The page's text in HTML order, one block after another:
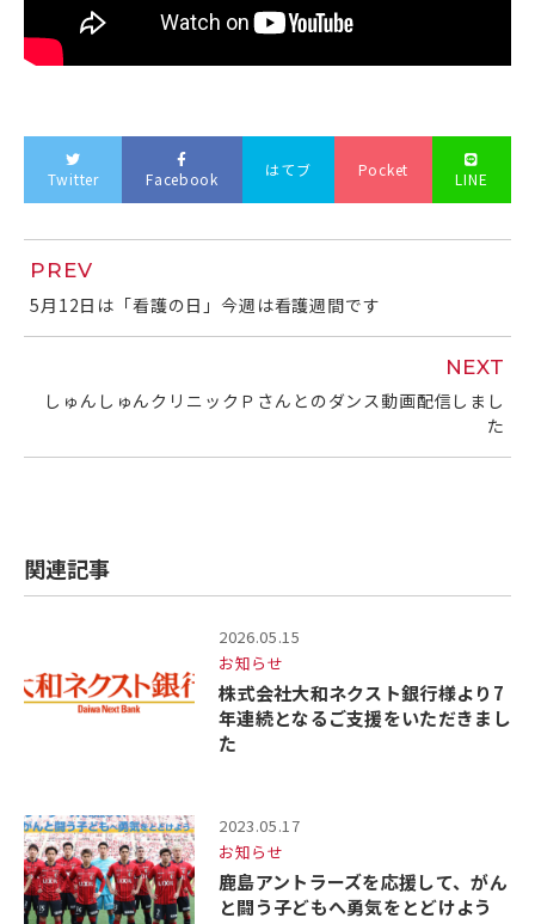
Twitter Facebook はてブ Pocket LINE
PREV
5月12日は「看護の日」今週は看護週間です
NEXT
しゅんしゅんクリニックＰさんとのダンス動画配信しまし
た
関連記事
2026.05.15
お知らせ
株式会社大和ネクスト銀行様より7
年連続となるご支援をいただきまし
た
2023.05.17
お知らせ
鹿島アントラーズを応援して、がん
と闘う子どもへ勇気をとどけよう